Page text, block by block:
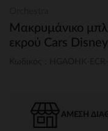
Μακρυμάνικο
εκρού Cars
ΆΜΕΣΗ